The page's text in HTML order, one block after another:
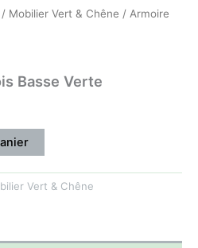
/ Mobilier Vert & Chêne / Armoire
Basse Verte
Vert & Chêne